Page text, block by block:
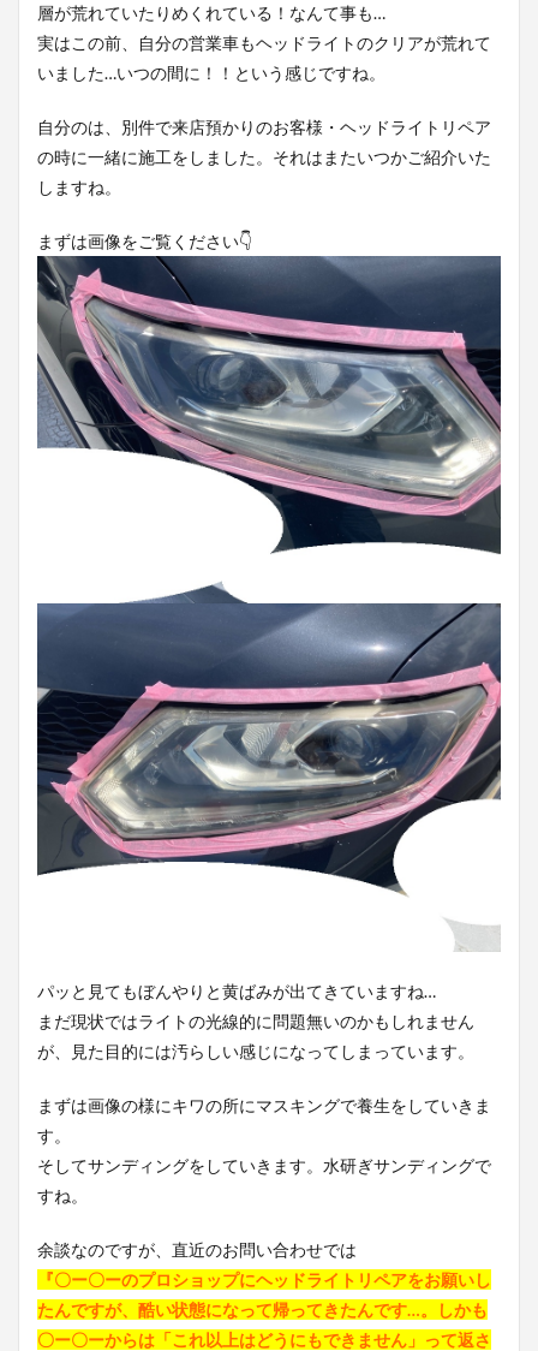
層が荒れていたりめくれている！なんて事も…
実はこの前、自分の営業車もヘッドライトのクリアが荒れて
いました…いつの間に！！という感じですね。
自分のは、別件で来店預かりのお客様・ヘッドライトリペア
の時に一緒に施工をしました。それはまたいつかご紹介いた
しますね。
まずは画像をご覧ください👇
パッと見てもぼんやりと黄ばみが出てきていますね…
まだ現状ではライトの光線的に問題無いのかもしれません
が、見た目的には汚らしい感じになってしまっています。
まずは画像の様にキワの所にマスキングで養生をしていきま
す。
そしてサンディングをしていきます。水研ぎサンディングで
すね。
余談なのですが、直近のお問い合わせでは
『〇ー〇ーのプロショップにヘッドライトリペアをお願いし
たんですが、酷い状態になって帰ってきたんです…。しかも
〇ー〇ーからは「これ以上はどうにもできません」って返さ